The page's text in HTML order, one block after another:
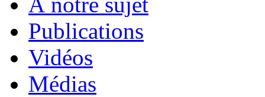
Publications
Vidéos
Médias